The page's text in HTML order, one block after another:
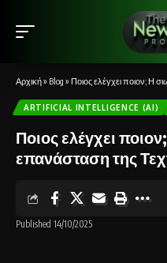
Αρχική» Blog » Ποιος ελέγχει ποιον; Η
ARTIFICIAL INTELLIGENCE (AI)
Ποιος ελέγχει
επανάσταση της
Published 14/10/2025